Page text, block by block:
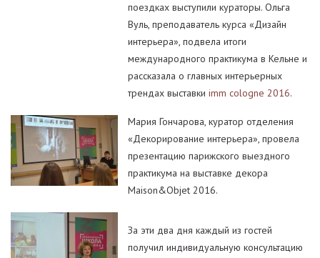
поездках выступили кураторы. Ольга
Вуль, преподаватель курса «Дизайн
интерьера», подвела итоги
международного практикума в Кельне и
рассказала о главных интерьерных
трендах выставки imm cologne 2016.
Мария Гончарова, куратор отделения
«Декорирование интерьера», провела
презентацию парижского выездного
практикума на выставке декора
Maison&Objet 2016.
За эти два дня каждый из гостей
получил индивидуальную консультацию